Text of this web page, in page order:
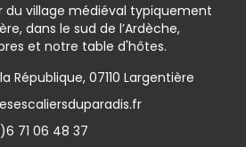
du village médiéval typiquement
dans le sud de l’Ardèche,
et notre table d'hôtes.
République, 07110 Largentière
71 06 48 37